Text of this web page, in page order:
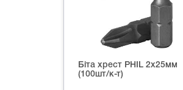
Біта хрест РНIL 2х25мм
(100шт/к-т)